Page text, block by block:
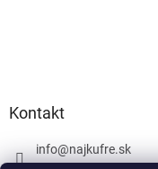
Kontakt
info@najkufre.sk